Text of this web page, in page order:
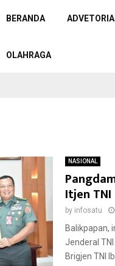
BERANDA
OLAHRAGA
NASIONAL
Itjen TNI
by infosatu
Balikpapan,
Jenderal
Brigjen TNI